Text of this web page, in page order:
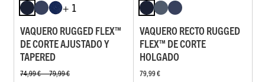
+ 1
VAQUERO RUGGED FLEX™
DE CORTE AJUSTADO Y
TAPERED
74,99 € — 79,99 €
VAQUERO RECTO RUGGED
FLEX™ DE CORTE
HOLGADO
79,99 €